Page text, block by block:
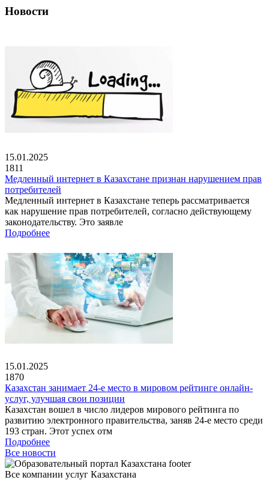
Новости
15.01.2025
1811
Медленный интернет в Казахстане признан нарушением прав
потребителей
Медленный интернет в Казахстане теперь рассматривается
как нарушение прав потребителей, согласно действующему
законодательству. Это заявле
Подробнее
15.01.2025
1870
Казахстан занимает 24-е место в мировом рейтинге онлайн-
услуг, улучшая свои позиции
Казахстан вошел в число лидеров мирового рейтинга по
развитию электронного правительства, заняв 24-е место среди
193 стран. Этот успех отм
Подробнее
Все новости
Все компании услуг Казахстана